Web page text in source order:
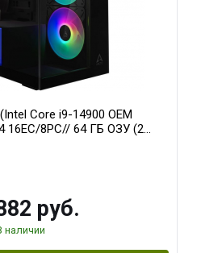
Core i9-14900 OEM
16EC/8PC// 64 ГБ ОЗУ (2
GDDR6X 384-Bit 3xDP
руб.
наличии